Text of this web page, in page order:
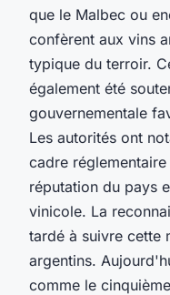
que le Malbec ou
confèrent aux vins
typique du terroir.
également été
gouvernementale
Les autorités ont
cadre
réputation du pays
vinicole. La
tardé à suivre cette
argentins.
comme le